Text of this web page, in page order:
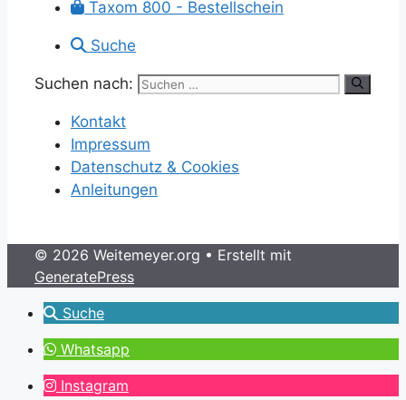
Taxom 800 - Bestellschein
Suche
Suchen nach:
Kontakt
Impressum
Datenschutz & Cookies
Anleitungen
© 2026 Weitemeyer.org • Erstellt mit
GeneratePress
Suche
Whatsapp
Instagram